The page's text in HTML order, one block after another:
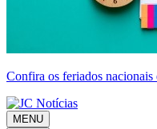
Confira os feriados
MENU